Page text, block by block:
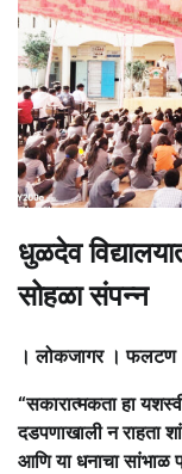
धुळदेव
सोहळा संपन्न
। लोकजागर । फलटण
“सकारात्मकता हा यशस्वी
दडपणाखाली न राहता
आणि या धनाचा सांभाळ